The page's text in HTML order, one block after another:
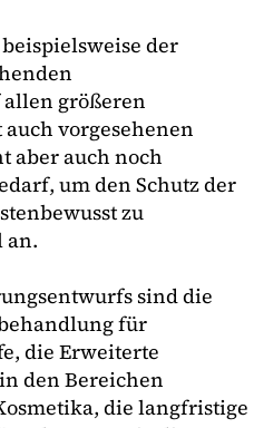
der
größeren
vorgesehenen
aber auch noch
um den Schutz der
zu
an.
sind die
für
die Erweiterte
den Bereichen
die langfristige